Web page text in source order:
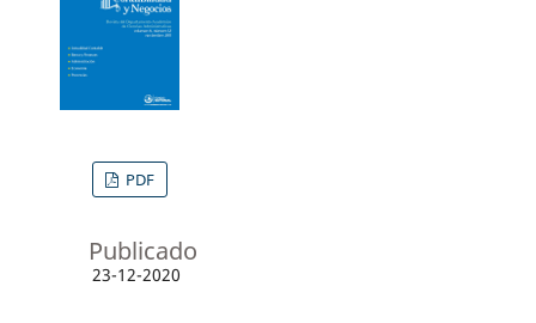
PDF
Publicado
23-12-2020